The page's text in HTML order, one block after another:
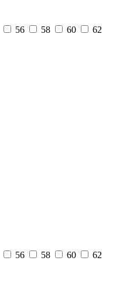
56 58 60
62
56 58 60
62